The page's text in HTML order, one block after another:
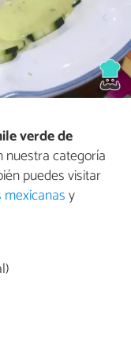
verde de
nuestra categoría
puedes visitar
y